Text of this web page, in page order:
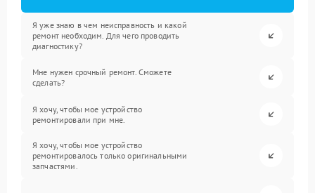
Я уже знаю в чем неисправность и какой
ремонт необходим. Для чего проводить
диагностику?
Мне нужен срочный ремонт. Сможете
сделать?
Я хочу, чтобы мое устройство
ремонтировали при мне.
Я хочу, чтобы мое устройство
ремонтировалось только оригинальными
запчастями.